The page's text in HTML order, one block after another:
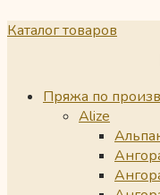
Каталог товаров
Пряжа по
Alize